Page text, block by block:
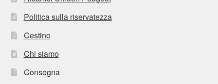
Politica sulla riservatezza
Cestino
Chi siamo
Consegna